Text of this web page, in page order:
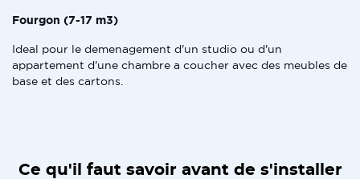
Fourgon (7-17 m3)
Ideal pour le demenagement d'un studio ou d'un
appartement d'une chambre a coucher avec des meubles de
base et des cartons.
Ce qu'il faut savoir avant de s'installer